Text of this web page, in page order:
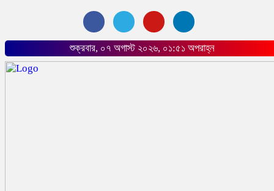
শুক্রবার, ০৭ অগাস্ট ২০২৬, ০১:৫১ অপরাহ্ন